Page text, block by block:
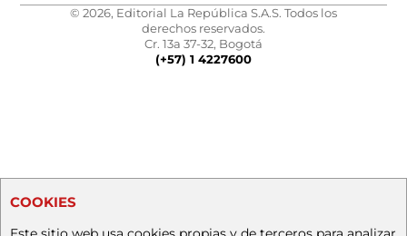
© 2026, Editorial La República S.A.S. Todos los
derechos reservados.
Cr. 13a 37-32, Bogotá
(+57) 1 4227600
COOKIES